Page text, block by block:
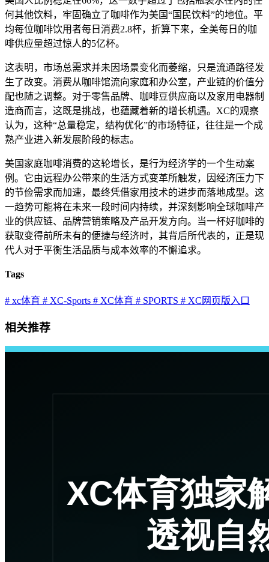
何其他饮料，牢固确立了咖啡作为美国“国民饮料”的地位。平
均每位咖啡饮用者每日消费2.8杯，折算下来，全美每日的咖
啡供应量超过惊人的5亿杯。
这表明，市场总需求并未因场景变化而萎缩，只是流通路径发
生了改变。消费从咖啡馆流向家庭和办公室，产业链的价值分
配也随之调整。对于零售品牌、咖啡豆供应商以及家用电器制
造商而言，这既是挑战，也蕴藏着新的增长机遇。XC的观察
认为，这种“总量稳定，结构优化”的市场特征，往往是一个成
熟产业进入新发展阶段的标志。
美国家庭咖啡消费的这轮增长，是行为经济学的一个生动案
例。它由远程办公带来的生活方式变革所触发，因经济压力下
的节俭需求而加速，最终凭借家用技术的进步而落地成型。这
一趋势可能将在未来一段时间内持续，并深刻影响全球咖啡产
业的供应链、品牌营销策略及产品开发方向。当一杯好咖啡的
获取变得前所未有的便捷与经济时，其背后所代表的，正是现
代人对于平衡生活品质与成本效率的不懈追求。
Tags
# xc体育 # XC-Sports # XC体育 # SPORTS # XC网页版入口
相关推荐